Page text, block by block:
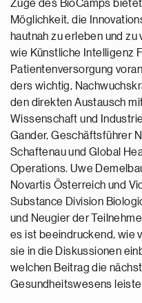
Zuge des BioCamps
Möglichkeit, die
hautnah zu erleben und
wie Künstliche Intelligenz
Patientenversorgung
ders wichtig,
den direkten Austausch
Wissenschaft und
Gander, Geschäftsführer
Schaftenau und Global
Operations. Uwe
Novartis Österreich und
Substance Division
und Neugier der
es ist beeindruckend, wie
sie in die Diskussionen
welchen Beitrag die
Gesundheitswesens